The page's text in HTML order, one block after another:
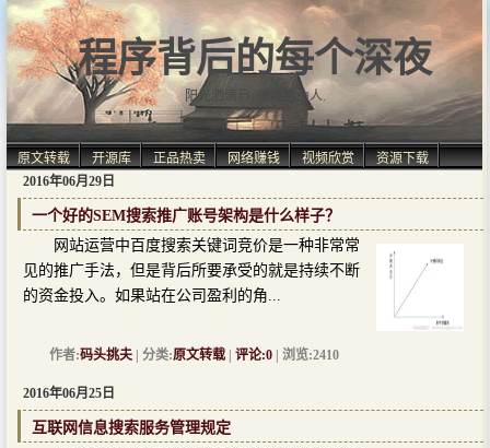
程序背后的每个深夜
阳光洒满肩, 仿佛自由人.
原文转载 开源库 正品热卖 网络赚钱 视频欣赏
资源下载
2016年06月29日
一个好的SEM搜索推广账号架构是什么样子？
网站运营中百度搜索关键词竞价是一种非常常
见的推广手法，但是背后所要承受的就是持续不断
的资金投入。如果站在公司盈利的角...
作者:码头挑夫 | 分类:原文转载 评论:0 | 浏览:2410
2016年06月25日
互联网信息搜索服务管理规定